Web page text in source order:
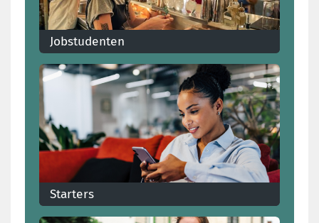
Jobstudenten
Je rechten als jobstudent
Starters
Zet je eerste stappen op de arbeidsmarkt met